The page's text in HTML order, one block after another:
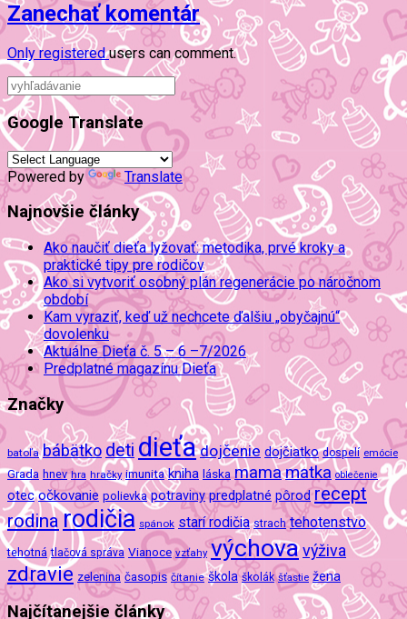
Zanechať komentár
Onlyregisteredusers can comment.
Google Translate
Powered by Translate
Najnovšie články
Ako naučiť dieťa lyžovať: metodika, prvé kroky a
praktické tipy pre rodičov
Ako si vytvoriť osobný plán regenerácie po náročnom
období
Kam vyraziť, keď už nechcete ďalšiu „obyčajnú“
dovolenku
Aktuálne Dieťa č. 5 – 6 –7/2026
Predplatné magazínu Dieťa
Značky
batoľa bábätko deti dieťa dojčenie dojčiatko dospelí emócie
Grada hnev hra hračky imunita kniha láska mamamatka oblečenie
otec očkovanie polievka potraviny predplatné pôrod recept
rodina rodičia spánok starí rodičia strach tehotenstvo
tehotná tlačová správa Vianoce vzťahy výchovavýživa
zdravie zelenina časopis čítanie škola školák šťastie žena
Najčítanejšie články